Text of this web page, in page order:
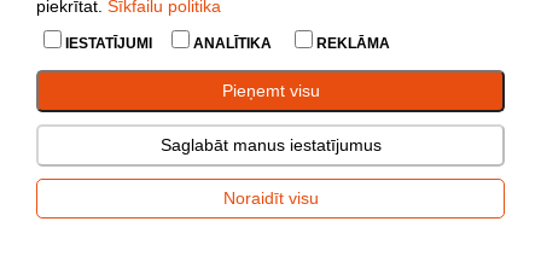
piekrītat. Sīkfailu politika
IESTATĪJUMI ANALĪTIKA REKLĀMA
Pieņemt visu
Saglabāt manus iestatījumus
Noraidīt visu
Rezerves daļas